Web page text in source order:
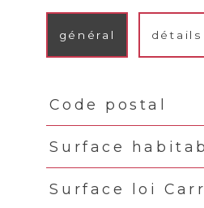
général détails
Code postal
Surface
Surface loi